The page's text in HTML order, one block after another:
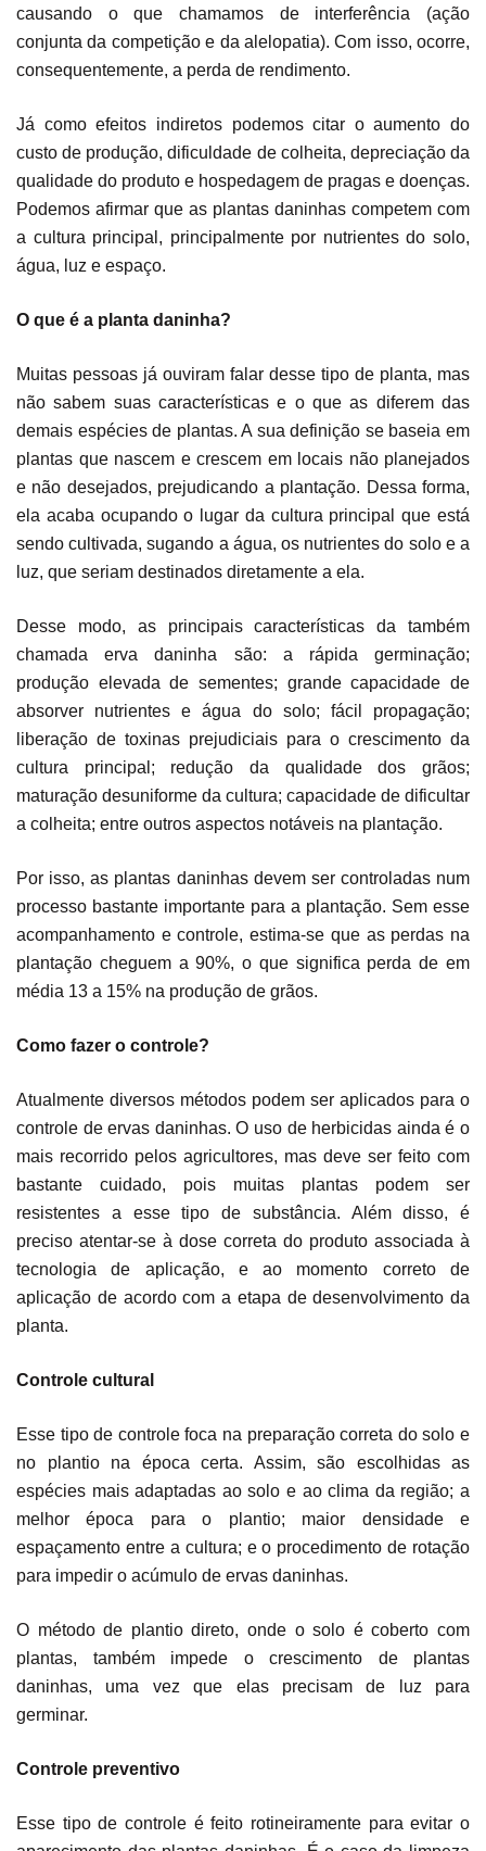
causando o que chamamos de interferência (ação
conjunta da competição e da alelopatia). Com isso, ocorre,
consequentemente, a perda de rendimento.
Já como efeitos indiretos podemos citar o aumento do
custo de produção, dificuldade de colheita, depreciação da
qualidade do produto e hospedagem de pragas e doenças.
Podemos afirmar que as plantas daninhas competem com
a cultura principal, principalmente por nutrientes do solo,
água, luz e espaço.
O que é a planta daninha?
Muitas pessoas já ouviram falar desse tipo de planta, mas
não sabem suas características e o que as diferem das
demais espécies de plantas. A sua definição se baseia em
plantas que nascem e crescem em locais não planejados
e não desejados, prejudicando a plantação. Dessa forma,
ela acaba ocupando o lugar da cultura principal que está
sendo cultivada, sugando a água, os nutrientes do solo e a
luz, que seriam destinados diretamente a ela.
Desse modo, as principais características da também
chamada erva daninha são: a rápida germinação;
produção elevada de sementes; grande capacidade de
absorver nutrientes e água do solo; fácil propagação;
liberação de toxinas prejudiciais para o crescimento da
cultura principal; redução da qualidade dos grãos;
maturação desuniforme da cultura; capacidade de dificultar
a colheita; entre outros aspectos notáveis na plantação.
Por isso, as plantas daninhas devem ser controladas num
processo bastante importante para a plantação. Sem esse
acompanhamento e controle, estima-se que as perdas na
plantação cheguem a 90%, o que significa perda de em
média 13 a 15% na produção de grãos.
Como fazer o controle?
Atualmente diversos métodos podem ser aplicados para o
controle de ervas daninhas. O uso de herbicidas ainda é o
mais recorrido pelos agricultores, mas deve ser feito com
bastante cuidado, pois muitas plantas podem ser
resistentes a esse tipo de substância. Além disso, é
preciso atentar-se à dose correta do produto associada à
tecnologia de aplicação, e ao momento correto de
aplicação de acordo com a etapa de desenvolvimento da
planta.
Controle cultural
Esse tipo de controle foca na preparação correta do solo e
no plantio na época certa. Assim, são escolhidas as
espécies mais adaptadas ao solo e ao clima da região; a
melhor época para o plantio; maior densidade e
espaçamento entre a cultura; e o procedimento de rotação
para impedir o acúmulo de ervas daninhas.
O método de plantio direto, onde o solo é coberto com
plantas, também impede o crescimento de plantas
daninhas, uma vez que elas precisam de luz para
germinar.
Controle preventivo
Esse tipo de controle é feito rotineiramente para evitar o